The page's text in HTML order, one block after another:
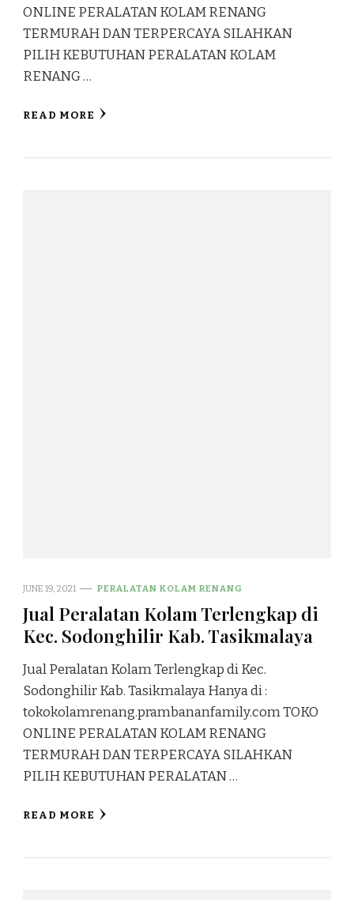
ONLINE PERALATAN KOLAM RENANG
TERMURAH DAN TERPERCAYA SILAHKAN
PILIH KEBUTUHAN PERALATAN KOLAM
RENANG …
READ MORE
JUNE 19, 2021 PERALATAN KOLAM RENANG
Jual Peralatan Kolam Terlengkap di
Kec. Sodonghilir Kab. Tasikmalaya
Jual Peralatan Kolam Terlengkap di Kec.
Sodonghilir Kab. Tasikmalaya Hanya di :
tokokolamrenang.prambananfamily.com TOKO
ONLINE PERALATAN KOLAM RENANG
TERMURAH DAN TERPERCAYA SILAHKAN
PILIH KEBUTUHAN PERALATAN …
READ MORE